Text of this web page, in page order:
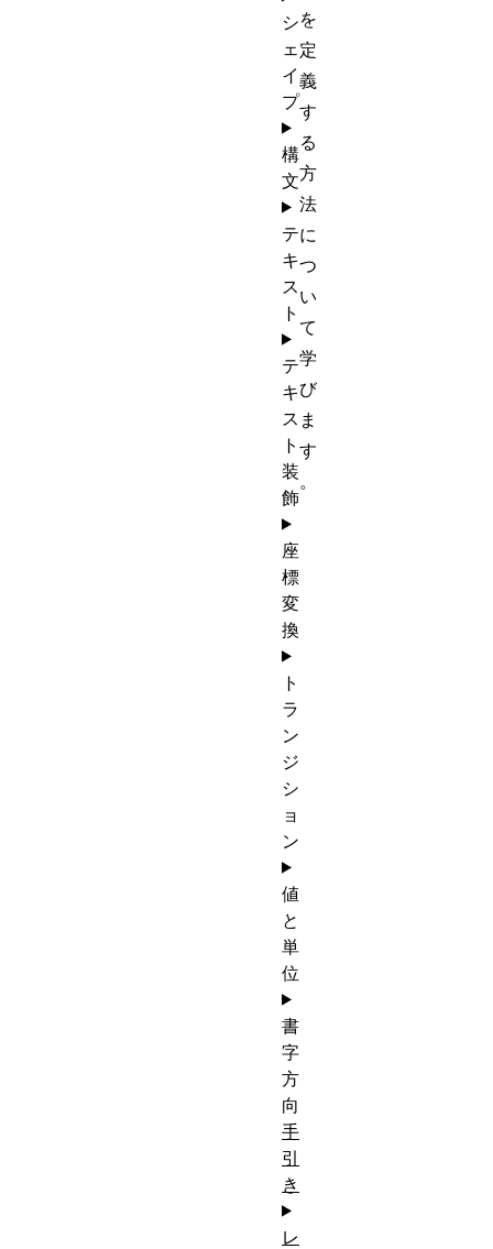
を
定
義
す
る
方
法
に
つ
い
て
学
び
ま
す
。
シ
ェ
イ
プ
構
文
テ
キ
ス
ト
テ
キ
ス
ト
装
飾
座
標
変
換
ト
ラ
ン
ジ
シ
ョ
ン
値
と
単
位
書
字
方
向
手
引
き
レ